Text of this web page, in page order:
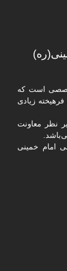
است که
زیادی
نظر معاونت
امام خمینی